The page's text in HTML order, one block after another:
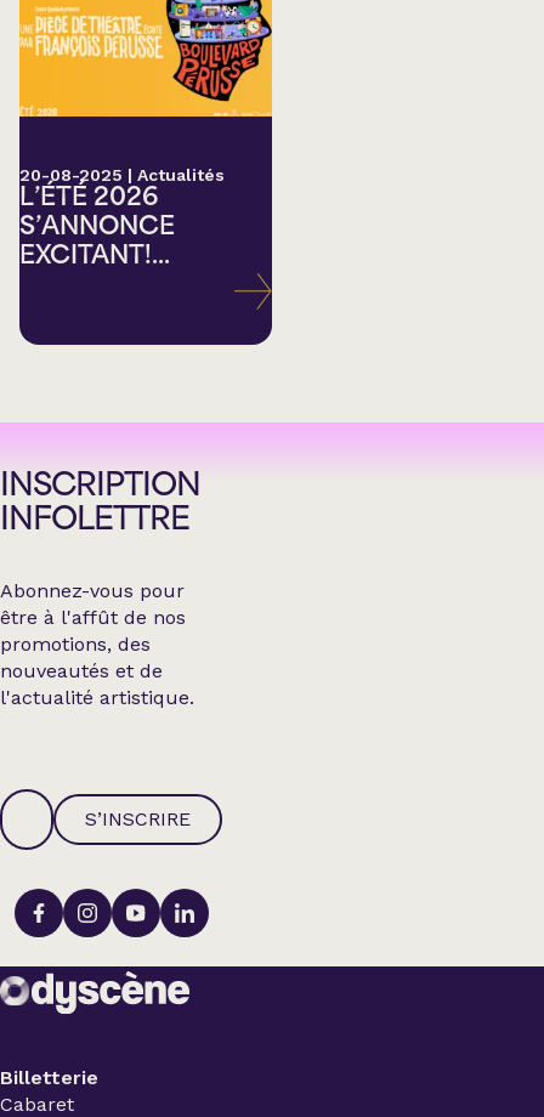
20-08-2025 | Actualités
L’ÉTÉ 2026
S’ANNONCE
EXCITANT!...
INSCRIPTION
INFOLETTRE
Abonnez-vous pour
être à l'affût de nos
promotions, des
nouveautés et de
l'actualité artistique.
S’INSCRIRE
Billetterie
Cabaret